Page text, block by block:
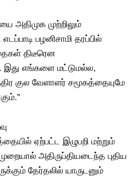
அதிமுக முற்றிலும்
பழனிசாமி தரப்பில்
திடீரென
இது எங்களை மட்டுமல்ல,
குல வேளாளர் சமூகத்தையுமே
ஏற்பட்ட இழுபறி மற்றும்
அதிருப்தியடைந்த புதிய
தேர்தலில் யாருடனும்